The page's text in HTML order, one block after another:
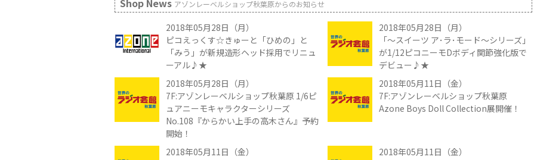
Shop News アゾンレーベルショップ秋葉原からのお知らせ
2018年05月28日（月）
ピコえっくす☆きゅーと「ひめの」と
「みう」が新規造形ヘッド採用でリニュ
ーアル♪★
2018年05月28日（月）
「～スイーツ ア･ラ･モード～シリーズ」
が1/12ピコニーモDボディ関節強化版で
デビュー♪★
2018年05月28日（月）
7F:アゾンレーベルショップ秋葉原 1/6ピ
ュアニーモキャラクターシリーズ
No.108『からかい上手の高木さん』予約
開始！
2018年05月11日（金）
7F:アゾンレーベルショップ秋葉原
Azone Boys Doll Collection展開催！
2018年05月11日（金）
2018年05月11日（金）